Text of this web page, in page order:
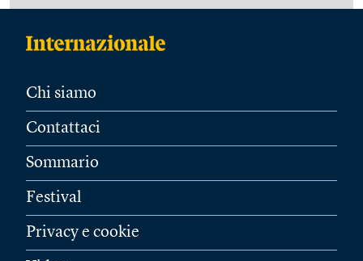
Chi siamo
Contattaci
Sommario
Festival
Privacy e cookie